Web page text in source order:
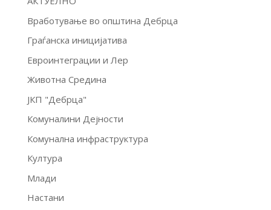
Вработување во општина Дебрца
Граѓанска иницијатива
Евроинтеграции и Лер
Животна Средина
ЈКП "Дебрца"
Комуналини Дејности
Комунална инфраструктура
Култура
Млади
Настани